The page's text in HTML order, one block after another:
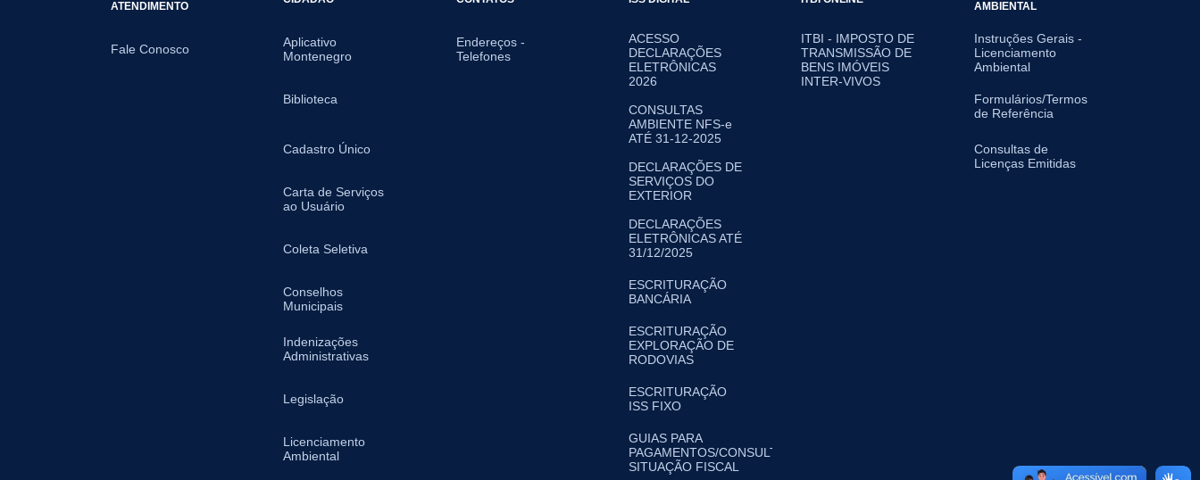
ATENDIMENTO
Fale Conosco
Aplicativo
Montenegro
Biblioteca
Cadastro Único
Carta de Serviços
ao Usuário
Coleta Seletiva
Conselhos
Municipais
Indenizações
Administrativas
Legislação
Licenciamento
Ambiental
Endereços -
Telefones
ACESSO
DECLARAÇÕES
ELETRÔNICAS
2026
CONSULTAS
AMBIENTE NFS-e
ATÉ 31-12-2025
DECLARAÇÕES DE
SERVIÇOS DO
EXTERIOR
DECLARAÇÕES
ELETRÔNICAS ATÉ
31/12/2025
ESCRITURAÇÃO
BANCÁRIA
ESCRITURAÇÃO
EXPLORAÇÃO DE
RODOVIAS
ESCRITURAÇÃO
ISS FIXO
GUIAS PARA
PAGAMENTOS/CONSULTA
SITUAÇÃO FISCAL
ITBI - IMPOSTO DE
TRANSMISSÃO DE
BENS IMÓVEIS
INTER-VIVOS
AMBIENTAL
Instruções Gerais -
Licenciamento
Ambiental
Formulários/Termos
de Referência
Consultas de
Licenças Emitidas